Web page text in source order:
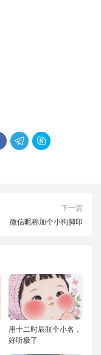
 
下一篇
微信昵称加个小狗脚印
用十二时辰取个小名，
好听极了